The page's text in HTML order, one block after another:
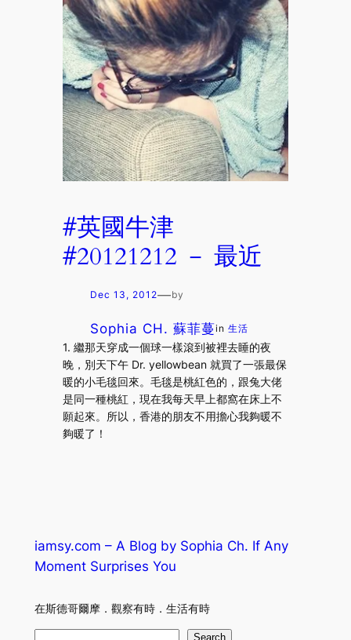
#英國牛津
#20121212 － 最近
Dec 13, 2012—by
Sophia CH. 蘇菲蔓in生活
1. 繼那天穿成一個球一樣滾到被裡去睡的夜
晚，別天下午 Dr. yellowbean 就買了一張最保
暖的小毛毯回來。毛毯是桃紅色的，跟兔大佬
是同一種桃紅，現在我每天早上都窩在床上不
願起來。所以，香港的朋友不用擔心我夠暖不
夠暖了！
iamsy.com – A Blog by Sophia Ch. If Any
Moment Surprises You
在斯德哥爾摩．觀察有時．生活有時
Search